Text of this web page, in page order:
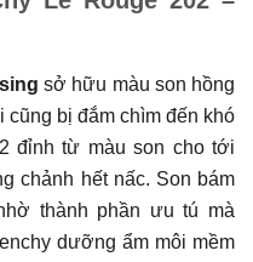
sở hữu màu son hồng
bị đắm chìm đến khó
đỉnh từ màu son cho tới
chảnh hết nấc. Son bám
thành phần ưu tú mà
dưỡng ẩm môi mềm